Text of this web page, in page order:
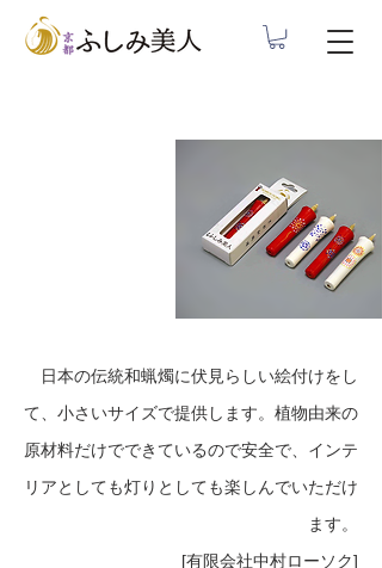
日本の伝統和蝋燭に伏見らしい絵付けをし
て、小さいサイズで提供します。植物由来の
原材料だけでできているので安全で、インテ
リアとしても灯りとしても楽しんでいただけ
ます。
[有限会社中村ローソク]